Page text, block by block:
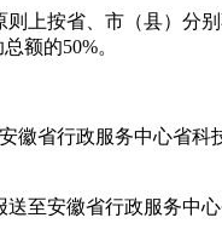
上按省、市（县）分
额的50%。
省行政服务中心省科
至安徽省行政服务中